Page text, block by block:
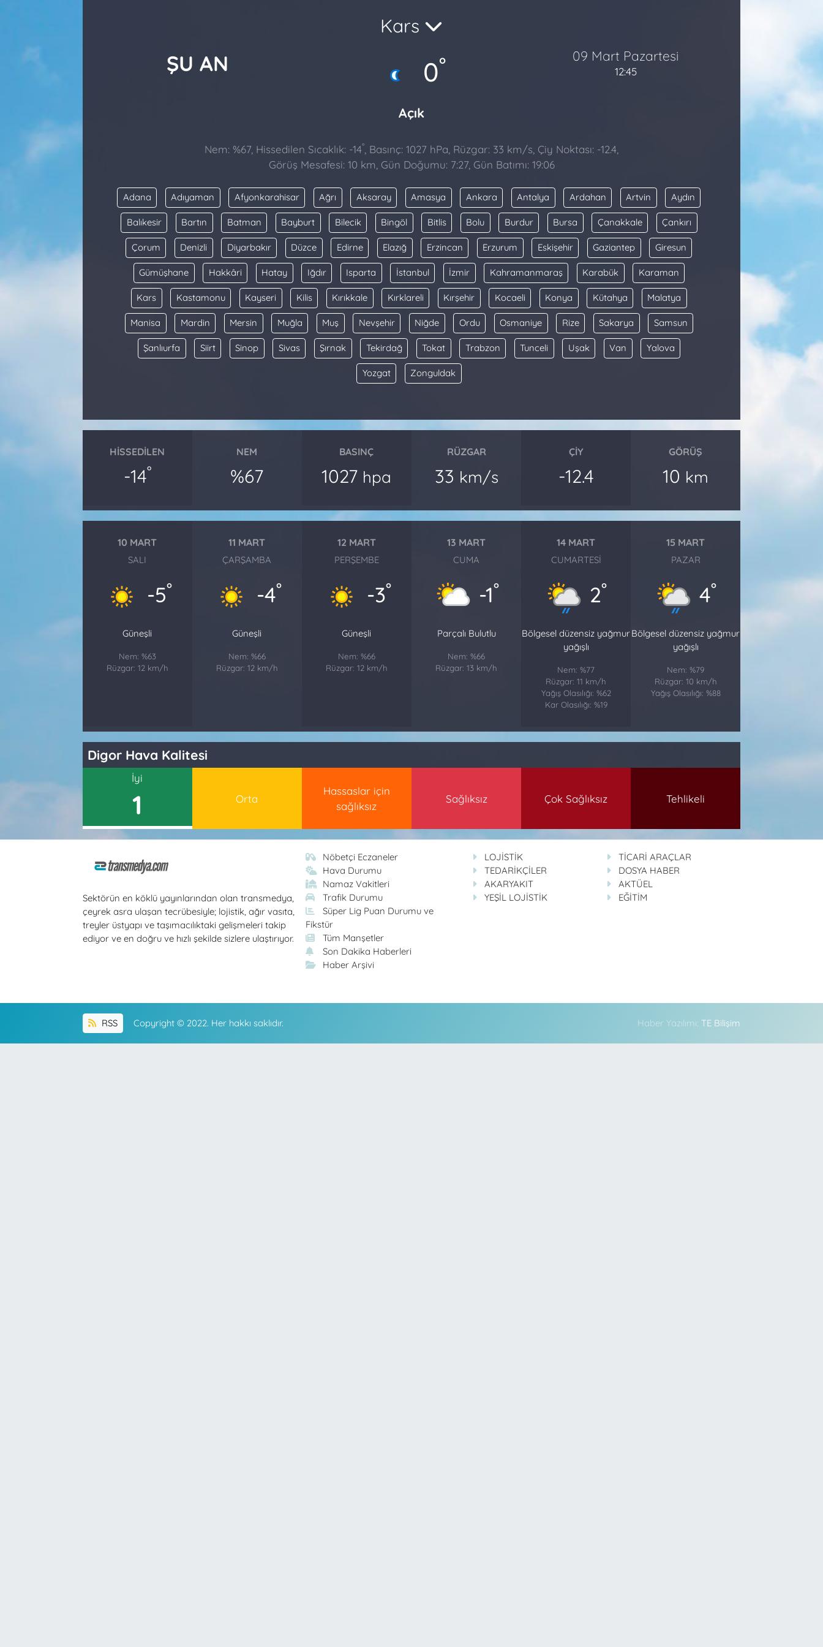
ŞU AN
Kars
0°
Açık
09 Mart Pazartesi
12:45
Nem: %67, Hissedilen Sıcaklık: -14° , Basınç: 1027 hPa, Rüzgar: 33 km/s, Çiy Noktası: -12.4,
Görüş Mesafesi: 10 km, Gün Doğumu: 7:27, Gün Batımı: 19:06
Adana Adıyaman Afyonkarahisar Ağrı Aksaray Amasya Ankara Antalya Ardahan Artvin Aydın
Balıkesir Bartın Batman Bayburt Bilecik Bingöl Bitlis Bolu Burdur Bursa Çanakkale Çankırı
Çorum Denizli Diyarbakır Düzce Edirne Elazığ Erzincan Erzurum Eskişehir Gaziantep Giresun
Gümüşhane Hakkâri Hatay Iğdır Isparta İstanbul İzmir Kahramanmaraş Karabük Karaman
Kars Kastamonu Kayseri Kilis Kırıkkale Kırklareli Kırşehir Kocaeli Konya Kütahya Malatya
Manisa Mardin Mersin Muğla Muş Nevşehir Niğde Ordu Osmaniye Rize Sakarya Samsun
Şanlıurfa Siirt Sinop Sivas Şırnak Tekirdağ Tokat Trabzon Tunceli Uşak Van Yalova
Yozgat Zonguldak
HISSEDILEN
-14°
NEM
%67
BASINÇ
1027 hpa
RÜZGAR
33 km/s
ÇIY
-12.4
GÖRÜŞ
10 km
10 MART
SALI
-5°
Güneşli
Nem: %63
Rüzgar: 12 km/h
11 MART
ÇARŞAMBA
-4°
Güneşli
Nem: %66
Rüzgar: 12 km/h
12 MART
PERŞEMBE
-3°
Güneşli
Nem: %66
Rüzgar: 12 km/h
13 MART
CUMA
-1°
Parçalı Bulutlu
Nem: %66
Rüzgar: 13 km/h
14 MART
CUMARTESI
2°
Bölgesel düzensiz yağmur
yağışlı
Nem: %77
Rüzgar: 11 km/h
Yağış Olasılığı: %62
Kar Olasılığı: %19
15 MART
PAZAR
4°
Bölgesel düzensiz yağmur
yağışlı
Nem: %79
Rüzgar: 10 km/h
Yağış Olasılığı: %88
Digor Hava Kalitesi
İyi
1 Orta
Hassaslar için
sağlıksız
Sağlıksız Çok Sağlıksız Tehlikeli
Sektörün en köklü yayınlarından olan transmedya,
çeyrek asra ulaşan tecrübesiyle; lojistik, ağır vasıta,
treyler üstyapı ve taşımacılıktaki gelişmeleri takip
ediyor ve en doğru ve hızlı şekilde sizlere ulaştırıyor.
Nöbetçi Eczaneler
Hava Durumu
Namaz Vakitleri
Trafik Durumu
Süper Lig Puan Durumu ve
Fikstür
Tüm Manşetler
Son Dakika Haberleri
Haber Arşivi
LOJİSTİK
TİCARİ ARAÇLAR
TEDARİKÇİLER
DOSYA HABER
AKARYAKIT
AKTÜEL
YEŞİL LOJİSTİK
EĞİTİM
RSS Copyright © 2022. Her hakkı saklıdır. Haber Yazılımı: TE Bilişim